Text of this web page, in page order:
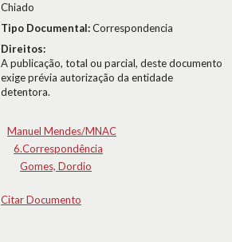
Chiado
Tipo Documental:Correspondencia
Direitos:
A publicação, total ou parcial, deste documento
exige prévia autorização da entidade
detentora.
Manuel Mendes/MNAC
6.Correspondência
Gomes, Dordio
Citar Documento